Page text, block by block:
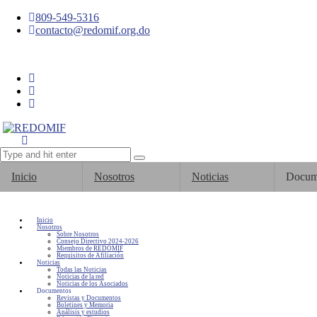
809-549-5316
contacto@redomif.org.do
Inicio Nosotros Noticias
Inicio
Nosotros
Sobre Nosotros
Consejo Directivo 2024-2026
Miembros de REDOMIF
Requisitos de Afiliación
Noticias
Todas las Noticias
Noticias de la red
Noticias de los Asociados
Documentos
Revistas y Documentos
Boletines y Memoria
Análisis y estudios